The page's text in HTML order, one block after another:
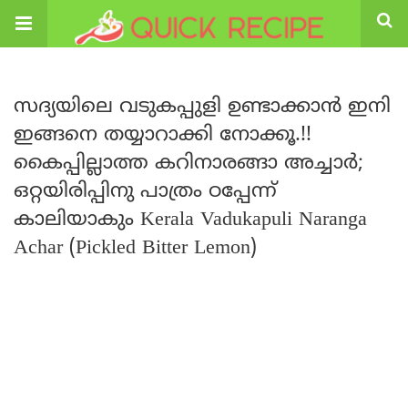
സദ്യയിലെ വടുകപ്പുളി ഉണ്ടാക്കാൻ ഇനി
ഇങ്ങനെ തയ്യാറാക്കി നോക്കൂ.!!
കൈപ്പില്ലാത്ത കറിനാരങ്ങാ അച്ചാർ;
ഒറ്റയിരിപ്പിനു പാത്രം ഠപ്പേന്ന്
കാലിയാകും Kerala Vadukapuli Naranga
Achar (Pickled Bitter Lemon)